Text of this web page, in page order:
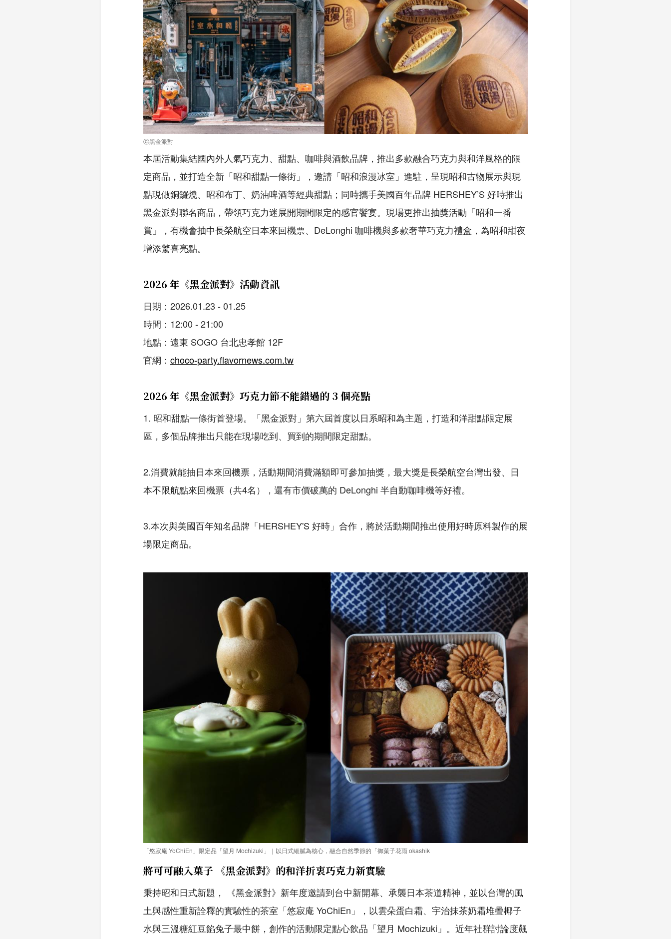
ⓒ黑金派對
本屆活動集結國內外人氣巧克力、甜點、咖啡與酒飲品牌，推出多款融合巧克力與和洋風格的限
定商品，並打造全新「昭和甜點一條街」，邀請「昭和浪漫冰室」進駐，呈現昭和古物展示與現
點現做銅鑼燒、昭和布丁、奶油啤酒等經典甜點；同時攜手美國百年品牌 HERSHEY’S 好時推出
黑金派對聯名商品，帶領巧克力迷展開期間限定的感官饗宴。現場更推出抽獎活動「昭和一番
賞」，有機會抽中長榮航空日本來回機票、DeLonghi 咖啡機與多款奢華巧克力禮盒，為昭和甜夜
增添驚喜亮點。
2026 年《黑金派對》活動資訊
日期：2026.01.23 - 01.25
時間：12:00 - 21:00
地點：遠東 SOGO 台北忠孝館 12F
官網： choco-party.flavornews.com.tw
2026 年《黑金派對》巧克力節不能錯過的 3 個亮點
1. 昭和甜點一條街首登場。「黑金派對」第六屆首度以日系昭和為主題，打造和洋甜點限定展
區，多個品牌推出只能在現場吃到、買到的期間限定甜點。
2.消費就能抽日本來回機票，活動期間消費滿額即可參加抽獎，最大獎是長榮航空台灣出發、日
本不限航點來回機票（共4名），還有市價破萬的 DeLonghi 半自動咖啡機等好禮。
3.本次與美國百年知名品牌「HERSHEY'S 好時」合作，將於活動期間推出使用好時原料製作的展
場限定商品。
「悠寂庵 YoChiEn」限定品「望月 Mochizuki」｜以日式細膩為核心，融合自然季節的「御菓子花雨 okashik
將可可融入菓子 《黑金派對》的和洋折衷巧克力新實驗
秉持昭和日式新題， 《黑金派對》新年度邀請到台中新開幕、承襲日本茶道精神，並以台灣的風
土與感性重新詮釋的實驗性的茶室「悠寂庵 YoChiEn」，以雲朵蛋白霜、宇治抹茶奶霜堆疊椰子
水與三溫糖紅豆餡兔子最中餅，創作的活動限定點心飲品「望月 Mochizuki」。近年社群討論度飆